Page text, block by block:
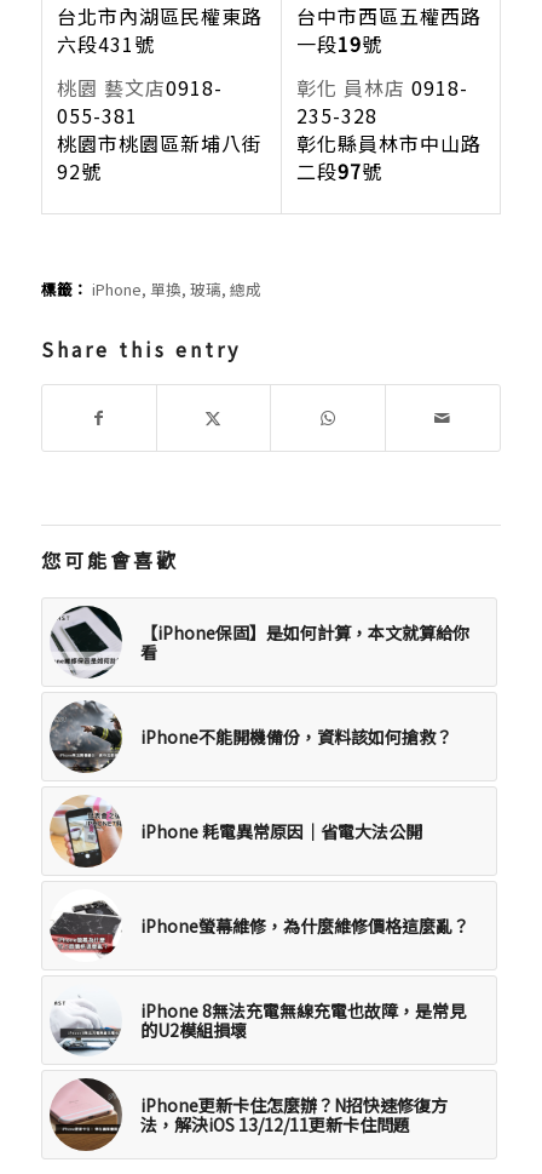
台北市內湖區民權東路
六段431號
桃園 藝文店0918-
055-381
桃園市桃園區新埔八街
92號
台中市西區五權西路
一段19號
彰化 員林店 0918-
235-328
彰化縣員林市中山路
二段97號
標籤： iPhone, 單換, 玻璃, 總成
Share this entry
您可能會喜歡
【iPhone保固】是如何計算，本文就算給你
看
iPhone不能開機備份，資料該如何搶救？
iPhone 耗電異常原因｜省電大法公開
iPhone螢幕維修，為什麼維修價格這麼亂？
iPhone 8無法充電無線充電也故障，是常見
的U2模組損壞
iPhone更新卡住怎麼辦？N招快速修復方
法，解決iOS 13/12/11更新卡住問題